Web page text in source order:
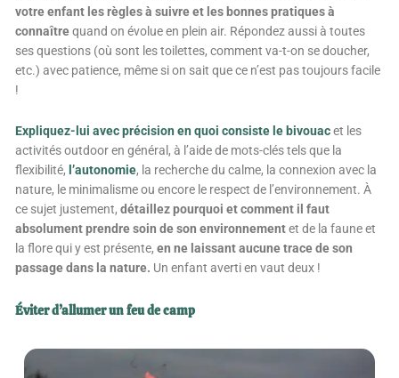
votre enfant les règles à suivre et les bonnes pratiques à
connaîtrequand on évolue en plein air. Répondez aussi à toutes
ses questions (où sont les toilettes, comment va-t-on se doucher,
etc.) avec patience, même si on sait que ce n’est pas toujours facile
!
Expliquez-lui avec précision en quoi consiste le bivouacet les
activités outdoor en général, à l’aide de mots-clés tels que la
flexibilité, l’autonomie, la recherche du calme, la connexion avec la
nature, le minimalisme ou encore le respect de l’environnement. À
ce sujet justement,détaillez pourquoi et comment il faut
absolument prendre soin de son environnementet de la faune et
la flore qui y est présente,en ne laissant aucune trace de son
passage dans la nature. Un enfant averti en vaut deux !
Éviter d’allumer un feu de camp